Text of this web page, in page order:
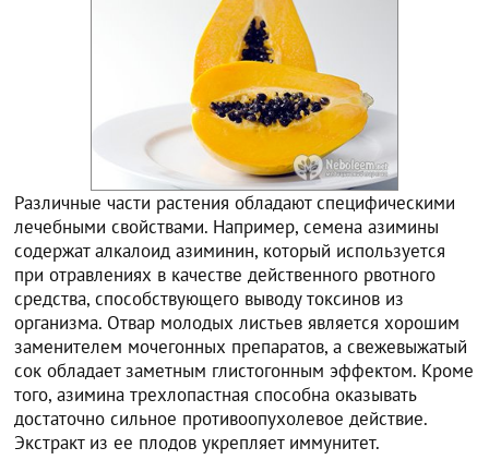
Различные части растения обладают специфическими
лечебными свойствами. Например, семена азимины
содержат алкалоид азиминин, который используется
при отравлениях в качестве действенного рвотного
средства, способствующего выводу токсинов из
организма. Отвар молодых листьев является хорошим
заменителем мочегонных препаратов, а свежевыжатый
сок обладает заметным глистогонным эффектом. Кроме
того, азимина трехлопастная способна оказывать
достаточно сильное противоопухолевое действие.
Экстракт из ее плодов укрепляет иммунитет.